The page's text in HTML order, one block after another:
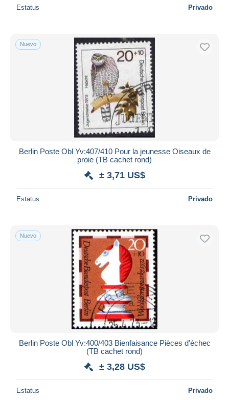
Estatus Privado
Nuevo
Berlin Poste Obl Yv:407/410 Pour la jeunesse Oiseaux de
proie (TB cachet rond)
± 3,71 US$
Estatus Privado
Nuevo
Berlin Poste Obl Yv:400/403 Bienfaisance Pièces d'échec
(TB cachet rond)
± 3,28 US$
Estatus Privado